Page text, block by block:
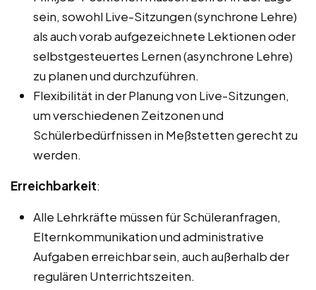
sein, sowohl Live-Sitzungen (synchrone Lehre)
als auch vorab aufgezeichnete Lektionen oder
selbstgesteuertes Lernen (asynchrone Lehre)
zu planen und durchzuführen.
Flexibilität in der Planung von Live-Sitzungen,
um verschiedenen Zeitzonen und
Schülerbedürfnissen in Meßstetten gerecht zu
werden.
Erreichbarkeit:
Alle Lehrkräfte müssen für Schüleranfragen,
Elternkommunikation und administrative
Aufgaben erreichbar sein, auch außerhalb der
regulären Unterrichtszeiten.